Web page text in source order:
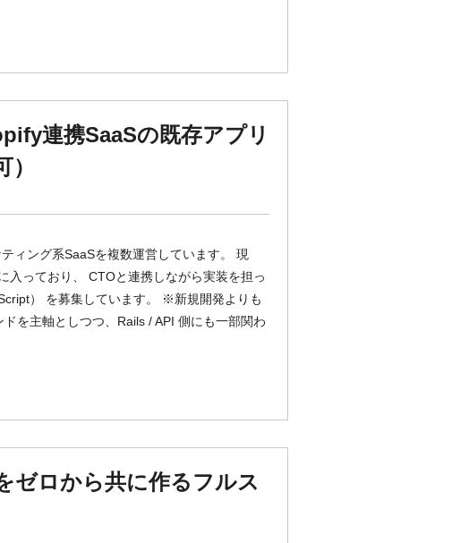
連携SaaSの既存アプリ
ィング系SaaSを複数運営しています。 現
入っており、 CTOと連携しながら実装を担っ
） を募集しています。 ※新規開発よりも
を主軸としつつ、Rails / API 側にも一部関わ
ゼロから共に作るフルス